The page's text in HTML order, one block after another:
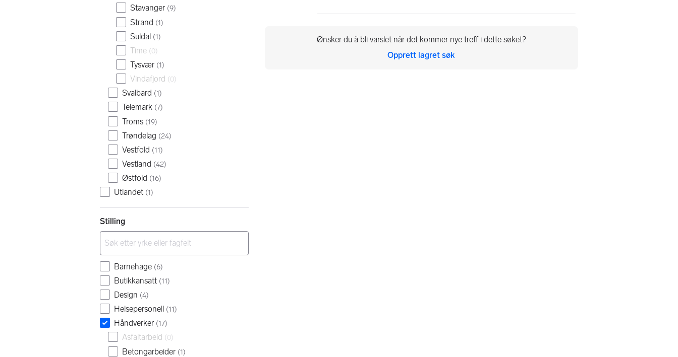
Stavanger (9)
Strand (1)
Suldal (1)
Time (0)
Tysvær (1)
Vindafjord (0)
Svalbard (1)
Telemark (7)
Troms (19)
Trøndelag (24)
Vestfold (11)
Vestland (42)
Østfold (16)
Utlandet (1)
Stilling
Barnehage (6)
Butikkansatt (11)
Design (4)
Helsepersonell (11)
Håndverker (17)
Asfaltarbeid (0)
Betongarbeider (1)
Ønsker du å bli varslet når det kommer nye treff i dette søket?
Opprett lagret søk